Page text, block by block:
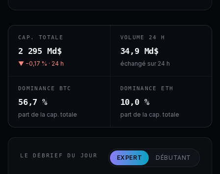
CAP. TOTALE
2 295 Md$
▼ −0,17 % · 24 h
VOLUME 24 H
34,9 Md$
échangé sur 24 h
DOMINANCE BTC
56,7 %
part de la cap. totale
DOMINANCE ETH
10,0 %
part de la cap. totale
LE DÉBRIEF DU JOUR EXPERT DÉBUTANT